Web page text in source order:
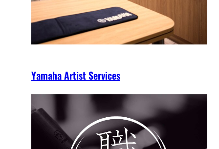
Yamaha Artist Services